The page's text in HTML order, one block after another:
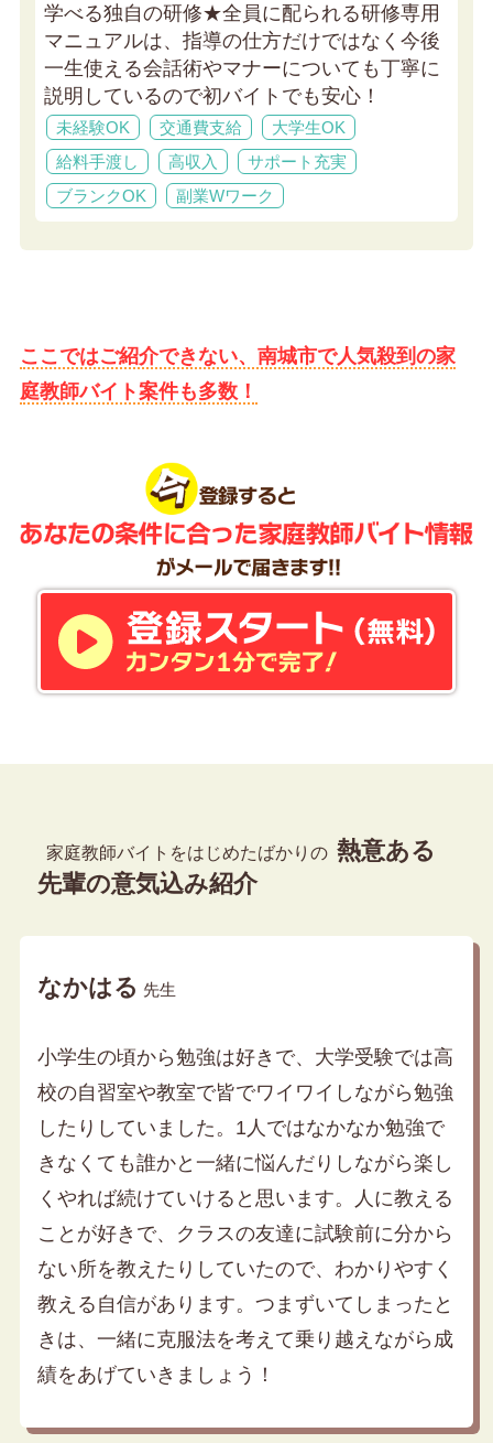
学べる独自の研修★全員に配られる研修専用
マニュアルは、指導の仕方だけではなく今後
一生使える会話術やマナーについても丁寧に
説明しているので初バイトでも安心！
未経験OK 交通費支給
大学生OK
給料手渡し
高収入
サポート充実
ブランクOK
副業Wワーク
ここではご紹介できない、南城市で人気殺到の家
庭教師バイト案件も多数！
家庭教師バイトをはじめたばかりの 熱意ある
先輩の意気込み紹介
なかはる 先生
小学生の頃から勉強は好きで、大学受験では高
校の自習室や教室で皆でワイワイしながら勉強
したりしていました。1人ではなかなか勉強で
きなくても誰かと一緒に悩んだりしながら楽し
くやれば続けていけると思います。人に教える
ことが好きで、クラスの友達に試験前に分から
ない所を教えたりしていたので、わかりやすく
教える自信があります。つまずいてしまったと
きは、一緒に克服法を考えて乗り越えながら成
績をあげていきましょう！